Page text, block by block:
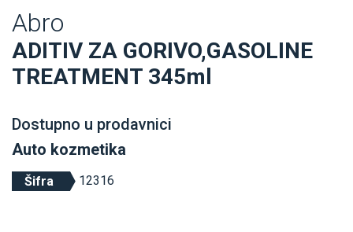
Abro
ADITIV ZA GORIVO,GASOLINE
TREATMENT 345ml
Dostupno u prodavnici
Auto kozmetika
Šifra 12316